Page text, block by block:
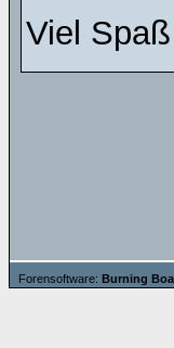
Viel
Forensoftware: Burning